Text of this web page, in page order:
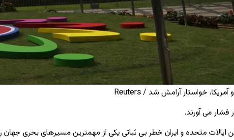
فشار می آورند.
متحده و ایران خطر بی ثباتی یکی از مهمترین مسیرهای بحری